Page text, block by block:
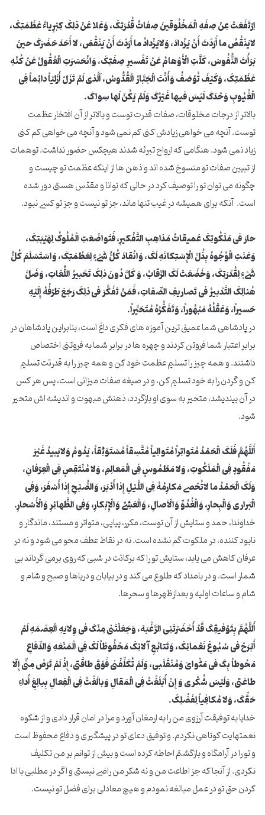
اِرْتَفَعَتْ عِنْ صِفَهِ الْمَخْلُوقینَ صِفاتُ قُدْرَتِکَ، وَعَلا عَنْ ذلِکَ کِبْرِیاءُ عَظَمَتِکَ،
لایَنْقُصُ ما أَرَدْتَ أَنْ یَزْدادَ، وَلایَزْدادُ ما أَرَدْتَ أَنْ یَنْقُصَ، لا أَحَدَ حَضَرَکَ حینَ
بَرَأْتَ النُّفُوسَ، کَلَّتِ الْأَوْهامُ عَنْ تَفْسیرِ صِفَتِکَ، وَانْحَسَرَتِ الْعُقُولُ عَنْ کُنْهِ
عَظَمَتِکَ، وَکَیْفَ تُوْصَفُ وَأَنْتَ الْجَبَّارُ الْقُدُّوسُ، اَلَّذی لَمْ تَزَلْ أَزَلِیّاً دائِماً فِی
الْغُیُوبِ وَحْدَکَ لَیْسَ فیها غَیْرُکَ وَلَمْ یَکُنْ لَها سِواکَ.
بالاتر از درجات مخلوقات، صفات قدرت توست و بالاتر از آن افتخار عظمت
توست. آنچه می خواهی زیادش کنی کم نمی شود و آنچه می خواهی کم کنی
زیاد نمی شود. هنگامی که ارواح تبرئه شدند هیچکس حضور نداشت. توهمات
از تبیین صفات تو منسوخ شده اند و ذهن ها از اینکه عظمت تو چیست و
چگونه می توان تو را توصیف کرد در حالی که توانا و مقدّس هستی دور شده
است. آنکه برای همیشه در غیب تنها ماند، جز تو نیست و جز تو کسی نبود.
حارَ فی مَلَکُوتِکَ عَمیقاتُ مَذاهِبِ التَّفْکیرِ، فَتَواضَعَتِ الْمُلُوکُ لِهَیْبَتِکَ،
وَعَنَتِ الْوُجُوهُ بِذُلِّ الْإِسْتِکانَهِ لَکَ، وَانْقادَ کُلُّ شَیْ‏ءٍ لِعَظَمَتِکَ، وَاسْتَسْلَمَ کُلُّ
شَیْ‏ءٍ لِقُدْرَتِکَ، وَخَضَعَتْ لَکَ الرِّقابُ، وَ کَلَّ دُونَ ذلِکَ تَحْبیرُ اللُّغاتِ، وَضَلَّ
هُنالِکَ التَّدْبیرُ فی تَصاریفِ الصِّفاتِ، فَمَنْ تَفَکَّرَ فی ذلِکَ رَجَعَ طَرْفُهُ إِلَیْهِ
حَسیراً، وَعَقْلُهُ مَبْهُوراً، وَتَفَکُّرُهُ مُتَحَیِّراً.
در پادشاهی شما عمیق ترین آموزه های فکری داغ است، بنابراین پادشاهان در
برابر اعتبار شما فروتن کردند و چهره ها در برابر شما به فروتنی اختصاص
داشتند. و همه چیز را تسلیم عظمت خود کن و همه چیز را به قدرتت تسلیم
کن و گردن را به خود تسلیم کن، و در صیغه صفات میزانی است، پس هر کس
در آن بیندیشد، متحیر به سوی او بازگردد، ذهنش مبهوت و اندیشه اش متحیر
شود.
أَللَّهُمَّ فَلَکَ الْحَمْدُ مُتَواتِراً مُتَوالِیاً مُتَّسِقاً مُسْتَوْثِقاً، یَدُومُ وَلایَبیدُ غَیْرَ
مَفْقُودٍ فِی الْمَلَکُوتِ، وَلا مَطْمُوسٍ فِی الْمَعالِمِ، وَلا مُنْتَقِصٍ فِی الْعِرْفانِ،
وَلَکَ الْحَمْدُ ما لاتُحْصی مَکارِمُهُ فِی اللَّیْلِ إِذا أَدْبَرَ، وَالصُّبْحِ إِذا أَسْفَرَ، وَفِی
الْبَراری وَالْبِحارِ، وَالْغُدُوِّ وَالْآصالِ، وَالْعَشِیِّ وَالْإِبْکارِ، وَفِی الظَّهائِرِ وَالْأَسْحارِ.
خداوندا، حمد و ستایش از آن توست، مکرر، پیاپی، متواتر و مستند، ماندگار و
نابود کننده، در ملکوت گم نشده است. نه در نقاط عطف محو می شود و نه در
عرفان کاهش می یابد، ستایش تو را که برکاتت در شبی که روی برمی گرداند بی
شمار است. و در بامداد که طلوع می کند و در بیابان و دریاها و صبح و شام و
شام و ساعات اولیه و بعدازظهرها و سحرها.
أَللَّهُمَّ بِتَوْفیقِکَ قَدْ أَحْضَرْتَنِی الرَّغْبَهَ، وَجَعَلْتَنی مِنْکَ فی وِلایَهِ الْعِصْمَهِ لَمْ
أَبْرَحْ فی سُبُوغِ نَعْمائِکَ، وَتَتابُعِ آلائِکَ مَحْفُوظاً لَکَ فِی الْمَنْعَهِ وَالدِّفاعِ
مَحُوطاً بِکَ فی مَثْوایَ وَمُنْقَلَبی، وَلَمْ تُکَلِّفْنی فَوْقَ طاقَتی، إِذْ لَمْ تَرْضَ مِنّی إِلّا
طاعَتی، وَلَیْسَ شُکْری وَ إِنْ أَبْلَغْتُ فِی الْمَقالِ وَبالَغْتُ فِی الْفِعالِ بِبالِغِ أَداءِ
حَقِّکَ، وَلا مُکافِیاً لِفَضْلِکَ.
خدایا به توفیقت آرزوی من را به ارمغان آورد و مرا در امان قرار دادی و از شکوه
نعمتهایت کوتاهی نکردم. و توفیق دعای تو در پیشگیری و دفاع محفوظ است
و تو را در آرامگاه و بازگشتم احاطه کرده است و بیش از توانم بر من تکلیف
نکردی. از آنجا که جز اطاعت من و نه شکر من راضی نیستی و اگر در مطلبی با ادا
کردن حق تو در عمل مبالغه نمودم و هیچ معادلی برای فضل تو نیست.